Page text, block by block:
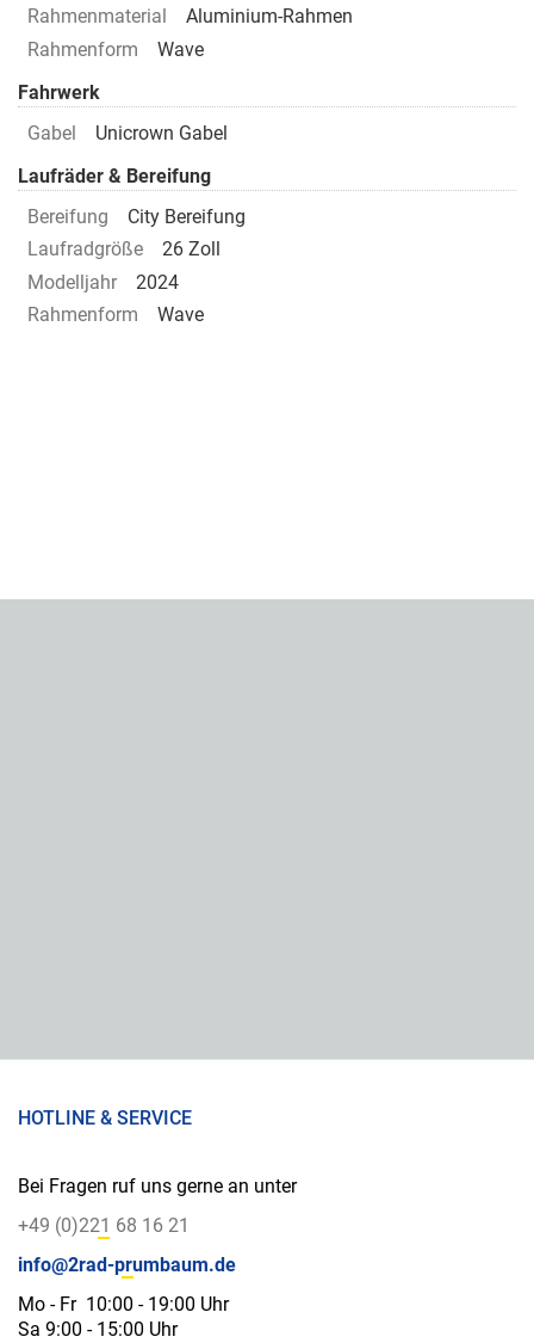
Rahmenmaterial
Aluminium-Rahmen
Rahmenform
Wave
Fahrwerk
Gabel
Unicrown Gabel
Laufräder & Bereifung
Bereifung
City Bereifung
Laufradgröße
26 Zoll
Modelljahr
2024
Rahmenform
Wave
HOTLINE & SERVICE
Bei Fragen ruf uns gerne an unter
+49 (0)221 68 16 21
info@2rad-prumbaum.de
Mo - Fr 10:00 - 19:00 Uhr
Sa 9:00 - 15:00 Uhr